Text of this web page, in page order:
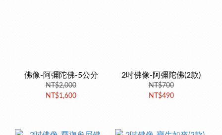
佛像-阿彌陀佛-5公分
NT$2,000
NT$1,600
2吋佛像-阿彌陀佛(2款)
NT$700
NT$490